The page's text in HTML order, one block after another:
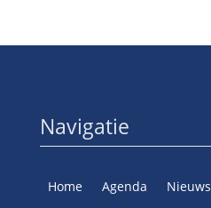
Navigatie
Home Agenda Nieuws